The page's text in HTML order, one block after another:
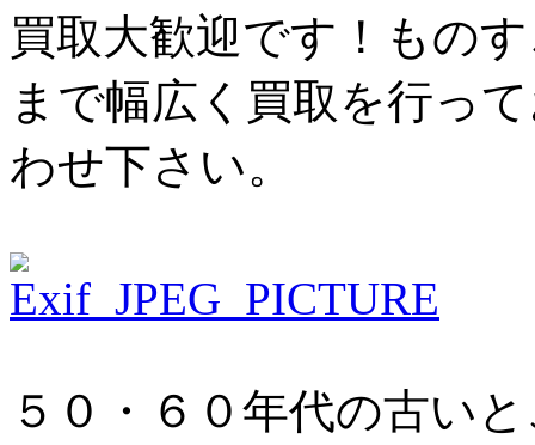
買取大歓迎です！もの
まで幅広く買取を行っ
わせ下さい。
５０・６０年代の古い